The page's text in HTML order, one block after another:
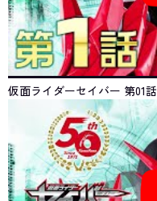
仮面ライダーセイバー 第01話